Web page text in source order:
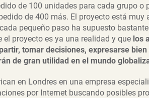
de 100 unidades para cada grupo o
de 400 más. El proyecto está
pequeño paso ha supuesto
proyecto es ya una realidad y que los
tomar decisiones, expresarse
de gran utilidad en el mundo
en Londres en una empresa
por Internet buscando posibles